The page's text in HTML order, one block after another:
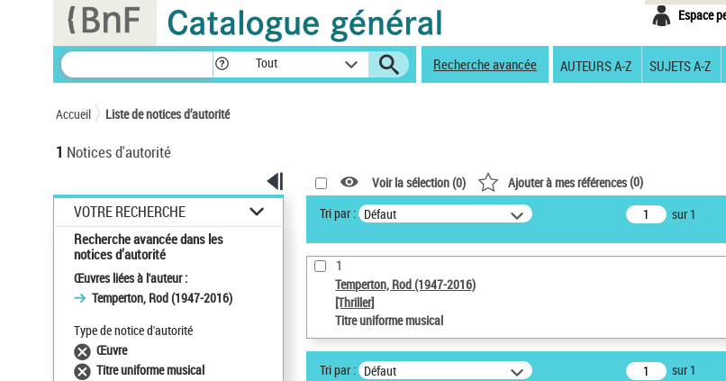
Espace
Tout Recherche avancée AUTEURS A-Z SUJETS A-Z
Accueil Liste de notices d’autorité
1 Notices d'autorité
VOTRE RECHERCHE
Recherche avancée dans les
notices d’autorité
Œuvres liées à l'auteur :
Temperton, Rod (1947-2016)
Type de notice d'autorité
Œuvre
Titre uniforme musical
Voir la sélection (0) Ajouter à mes références(0)
Tri par : Défaut sur 1
1
Temperton, Rod (1947-2016)
[Thriller]
Titre uniforme musical
Tri par : Défaut sur 1
Panneau de gestion des cookies